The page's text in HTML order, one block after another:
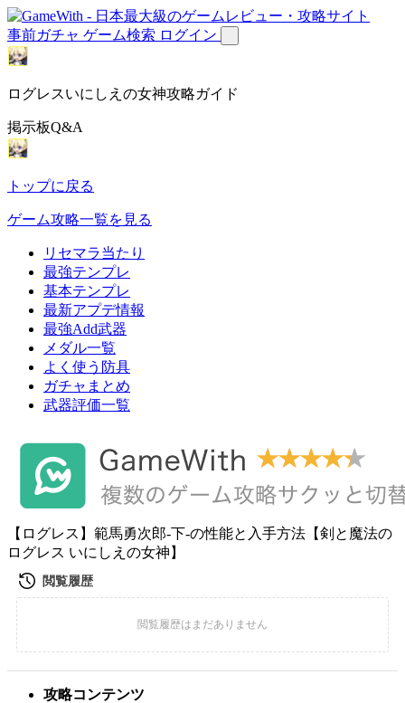
事前ガチャ ゲーム検索 ログイン
ログレスいにしえの女神攻略ガイド
掲示板Q&A
トップに戻る
ゲーム攻略一覧を見る
リセマラ当たり
最強テンプレ
基本テンプレ
最新アプデ情報
最強Add武器
メダル一覧
よく使う防具
ガチャまとめ
武器評価一覧
【ログレス】範馬勇次郎-下-の性能と入手方法【剣と魔法の
ログレス いにしえの女神】
攻略コンテンツ